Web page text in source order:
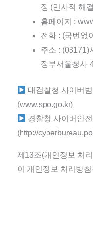
정 (민사적 해
홈페이지 :
전화 : (국번없
주소 : (03171)
정부서울청사
대검찰청 사이버
(www.spo.go.kr)
경찰청 사이버안
(http://
제13조(개인정보 처
이 개인정보 처리방